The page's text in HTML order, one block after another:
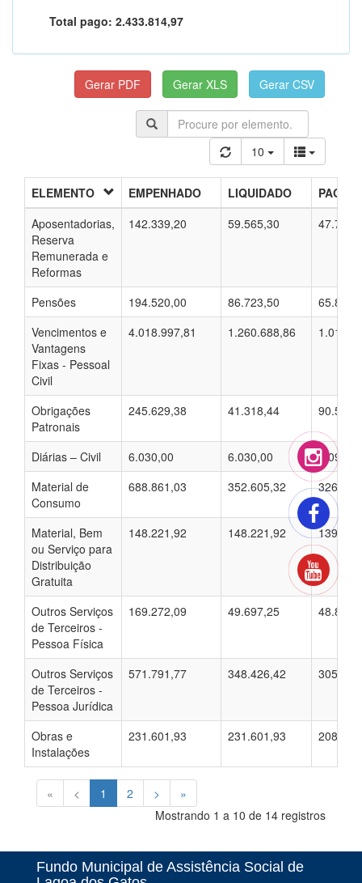
Total pago: 2.433.814,97
10
ELEMENTO EMPENHADO LIQUIDADO
PAGO
Aposentadorias,
Reserva
Remunerada e
Reformas
142.339,20 59.565,30
Pensões 194.520,00 86.723,50
Vencimentos e
Vantagens
Fixas - Pessoal
Civil
4.018.997,81 1.260.688,86
Obrigações
Patronais
245.629,38 41.318,44
Diárias – Civil 6.030,00 6.030,00
Material de
Consumo
688.861,03 352.605,32
Material, Bem
ou Serviço para
Distribuição
Gratuita
148.221,92 148.221,92
Outros Serviços
de Terceiros -
Pessoa Física
169.272,09 49.697,25
Outros Serviços
de Terceiros -
Pessoa Jurídica
571.791,77 348.426,42
Obras e
Instalações
231.601,93 231.601,93
« < 1 2 >
»
Mostrando 1 a 10 de 14 registros
Fundo Municipal de Assistência Social de